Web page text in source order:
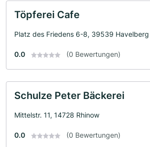
Töpferei Cafe
Platz des Friedens 6-8, 39539 Havelberg
0.0 (0 Bewertungen)
Schulze Peter Bäckerei
Mittelstr. 11, 14728 Rhinow
0.0 (0 Bewertungen)